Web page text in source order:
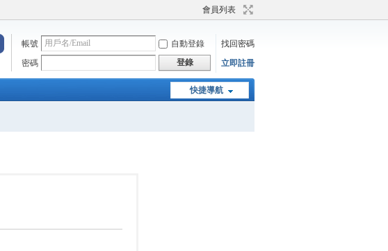
會員列表
帳號 自動登錄
找回密碼
密碼
登錄 立即註冊
快捷導航